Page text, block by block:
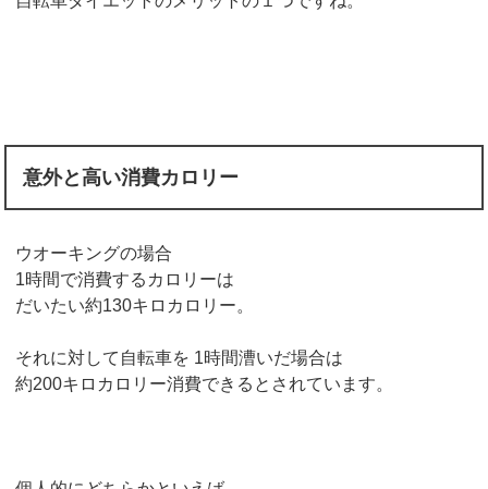
意外と高い消費カロリー
ウオーキングの場合
1時間で消費するカロリーは
だいたい約130キロカロリー。
それに対して自転車を 1時間漕いだ場合は
約200キロカロリー消費できるとされています。